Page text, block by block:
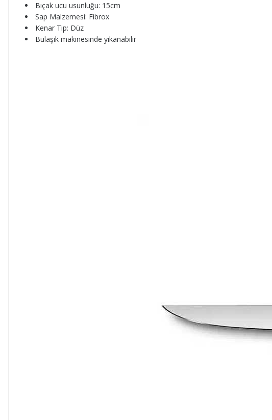
Bıçak ucu usunluğu: 15cm
Sap Malzemesi: Fibrox
Kenar Tip: Düz
Bulaşık makinesinde yıkanabilir